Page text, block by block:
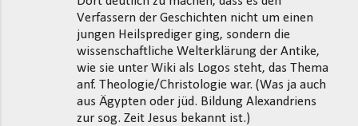
Verfassern der Geschichten nicht um einen
jungen Heilsprediger ging, sondern die
wissenschaftliche Welterklärung der Antike,
wie sie unter Wiki als Logos steht, das Thema
anf. Theologie/Christologie war. (Was ja auch
aus Ägypten oder jüd. Bildung Alexandriens
zur sog. Zeit Jesus bekannt ist.)